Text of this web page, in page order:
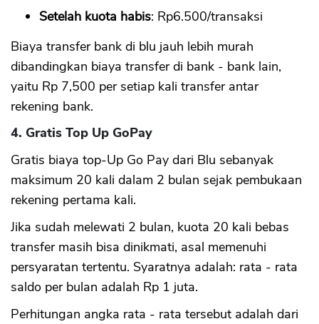
Setelah kuota habis: Rp6.500/transaksi
Biaya transfer bank di blu jauh lebih murah
dibandingkan biaya transfer di bank - bank lain,
yaitu Rp 7,500 per setiap kali transfer antar
rekening bank.
4. Gratis Top Up GoPay
Gratis biaya top-Up Go Pay dari Blu sebanyak
maksimum 20 kali dalam 2 bulan sejak pembukaan
rekening pertama kali.
Jika sudah melewati 2 bulan, kuota 20 kali bebas
transfer masih bisa dinikmati, asal memenuhi
persyaratan tertentu. Syaratnya adalah: rata - rata
saldo per bulan adalah Rp 1 juta.
Perhitungan angka rata - rata tersebut adalah dari